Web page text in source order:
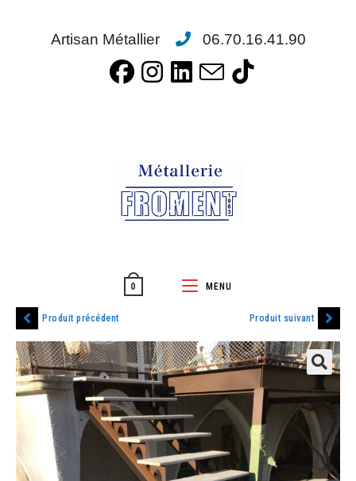
Artisan Métallier 06.70.16.41.90
0 MENU
Produit précédent Produit suivant